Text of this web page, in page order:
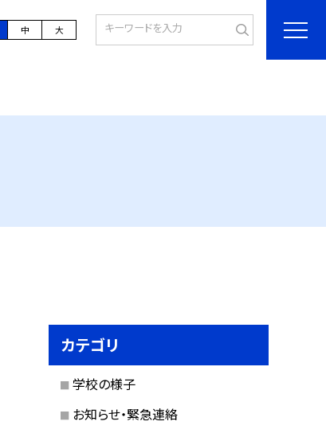
中 大
カテゴリ
学校の様子
お知らせ・緊急連絡